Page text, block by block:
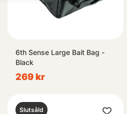
6th Sense Large Bait Bag -
Black
269 kr
Slutsåld